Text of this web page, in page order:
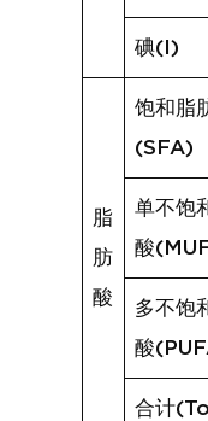
碘(I)
脂
肪
酸
饱和脂
(SFA)
单不饱
酸
多不饱
酸
合计